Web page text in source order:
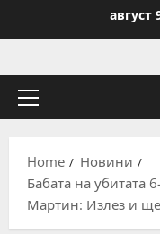
август
Primary
Home
Новини
Бабата на убитата
Мартин: Излез и